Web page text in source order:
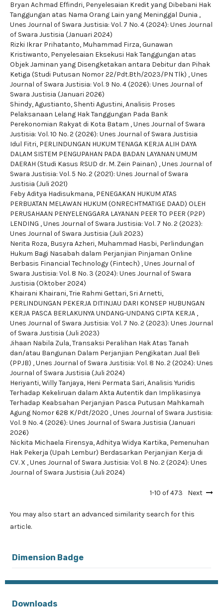
Bryan Achmad Effindri, Penyelesaian Kredit yang Dibebani Hak
Tanggungan atas Nama Orang Lain yang Meninggal Dunia ,
Unes Journal of Swara Justisia: Vol. 7 No. 4 (2024): Unes Journal
of Swara Justisia (Januari 2024)
Rizki Ikrar Prihatanto, Muhammad Firza, Gunawan
Kristiwanto, Penyelesaian Eksekusi Hak Tanggungan atas
Objek Jaminan yang Disengketakan antara Debitur dan Pihak
Ketiga (Studi Putusan Nomor 22/Pdt.Bth/2023/PN Tlk) ,Unes
Journal of Swara Justisia: Vol. 9 No. 4 (2026): Unes Journal of
Swara Justisia (Januari 2026)
Shindy, Agustianto, Shenti Agustini,Analisis Proses
Pelaksanaan Lelang Hak Tanggungan Pada Bank
Perekonomian Rakyat di Kota Batam ,Unes Journal of Swara
Justisia: Vol. 10 No. 2 (2026): Unes Journal of Swara Justisia
Idul Fitri, PERLINDUNGAN HUKUM TENAGA KERJA ALIH DAYA
DALAM SISTEM PENGUPAHAN PADA BADAN LAYANAN UMUM
DAERAH (Studi Kasus RSUD dr. M. Zein Painan) ,Unes Journal of
Swara Justisia: Vol. 5 No. 2 (2021): Unes Journal of Swara
Justisia (Juli 2021)
Feby Aditya Hadisukmana, PENEGAKAN HUKUM ATAS
PERBUATAN MELAWAN HUKUM (ONRECHTMATIGE DAAD) OLEH
PERUSAHAAN PENYELENGGARA LAYANAN PEER TO PEER (P2P)
LENDING ,Unes Journal of Swara Justisia: Vol. 7 No. 2 (2023):
Unes Journal of Swara Justisia (Juli 2023)
Nerita Roza, Busyra Azheri, Muhammad Hasbi, Perlindungan
Hukum Bagi Nasabah dalam Perjanjian Pinjaman Online
Berbasis Financial Technology (Fintech) ,Unes Journal of
Swara Justisia: Vol. 8 No. 3 (2024): Unes Journal of Swara
Justisia (Oktober 2024)
Khairani Khairani, Trie Rahmi Gettari, Sri Arnetti,
PERLINDUNGAN PEKERJA DITINJAU DARI KONSEP HUBUNGAN
KERJA PASCA BERLAKUNYA UNDANG-UNDANG CIPTA KERJA ,
Unes Journal of Swara Justisia: Vol. 7 No. 2 (2023): Unes Journal
of Swara Justisia (Juli 2023)
Jihaan Nabila Zula,Transaksi Peralihan Hak Atas Tanah
dan/atau Bangunan Dalam Perjanjian Pengikatan Jual Beli
(PPJB) ,Unes Journal of Swara Justisia: Vol. 8 No. 2 (2024): Unes
Journal of Swara Justisia (Juli 2024)
Heriyanti, Willy Tanjaya, Heni Permata Sari,Analisis Yuridis
Terhadap Kekeliruan dalam Akta Autentik dan Implikasinya
Terhadap Keabsahan Perjanjian Pasca Putusan Mahkamah
Agung Nomor 628 K/Pdt/2020 ,Unes Journal of Swara Justisia:
Vol. 9 No. 4 (2026): Unes Journal of Swara Justisia (Januari
2026)
Nickita Michaela Firensya, Adhitya Widya Kartika, Pemenuhan
Hak Pekerja (Upah Lembur) Berdasarkan Perjanjian Kerja di
CV. X ,Unes Journal of Swara Justisia: Vol. 8 No. 2 (2024): Unes
Journal of Swara Justisia (Juli 2024)
1-10 of 473 Next
You may also start an advanced similarity search for this
article.
Dimension Badge
Downloads